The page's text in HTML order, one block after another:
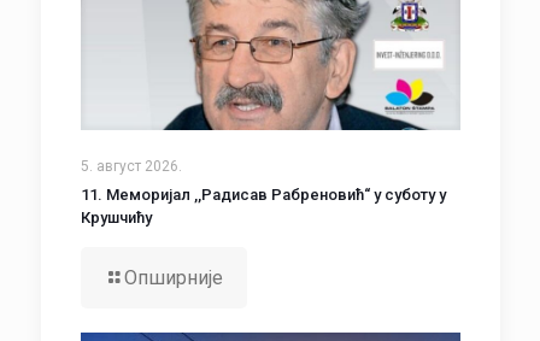
5. август 2026.
11. Меморијал ,,Радисав Рабреновић“ у суботу у
Крушчићу
Опширније